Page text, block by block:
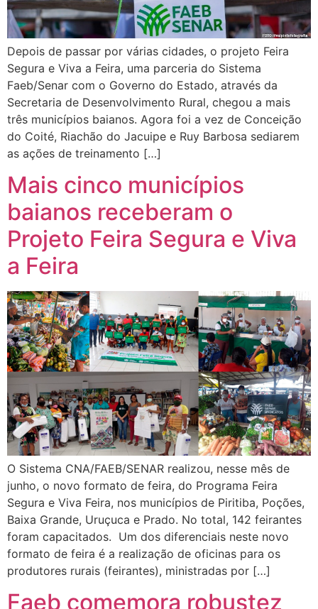
Depois de passar por várias cidades, o projeto Feira
Segura e Viva a Feira, uma parceria do Sistema
Faeb/Senar com o Governo do Estado, através da
Secretaria de Desenvolvimento Rural, chegou a mais
três municípios baianos. Agora foi a vez de Conceição
do Coité, Riachão do Jacuipe e Ruy Barbosa sediarem
as ações de treinamento […]
Mais cinco municípios
baianos receberam o
Projeto Feira Segura e Viva
a Feira
O Sistema CNA/FAEB/SENAR realizou, nesse mês de
junho, o novo formato de feira, do Programa Feira
Segura e Viva Feira, nos municípios de Piritiba, Poções,
Baixa Grande, Uruçuca e Prado. No total, 142 feirantes
foram capacitados. Um dos diferenciais neste novo
formato de feira é a realização de oficinas para os
produtores rurais (feirantes), ministradas por […]
Faeb comemora robustez